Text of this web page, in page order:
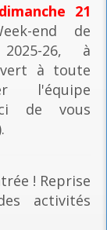
21
end de
26, à
à toute
l'équipe
de vous
! Reprise
activités